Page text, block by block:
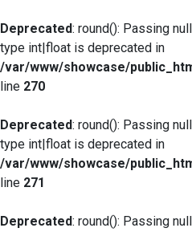
Deprecated: round(): Passing
type int|float is deprecated in
/var/www/showcase/
line 270
Deprecated: round(): Passing
type int|float is deprecated in
/var/www/showcase/
line 271
Deprecated: round(): Passing